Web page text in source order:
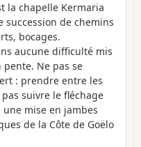
la chapelle Kermaria
succession de chemins
bocages.
aucune difficulté mis
Ne pas se
: prendre entre les
suivre le fléchage
mise en jambes
de la Côte de Goëlo